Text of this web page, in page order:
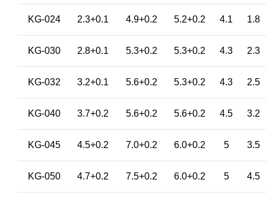
KG-024 2.3+0.1 4.9+0.2 5.2+0.2 4.1 1.8
KG-030 2.8+0.1 5.3+0.2 5.3+0.2 4.3 2.3
KG-032 3.2+0.1 5.6+0.2 5.3+0.2 4.3 2.5
KG-040 3.7+0.2 5.6+0.2 5.6+0.2 4.5 3.2
KG-045 4.5+0.2 7.0+0.2 6.0+0.2 5 3.5
KG-050 4.7+0.2 7.5+0.2 6.0+0.2 5 4.5